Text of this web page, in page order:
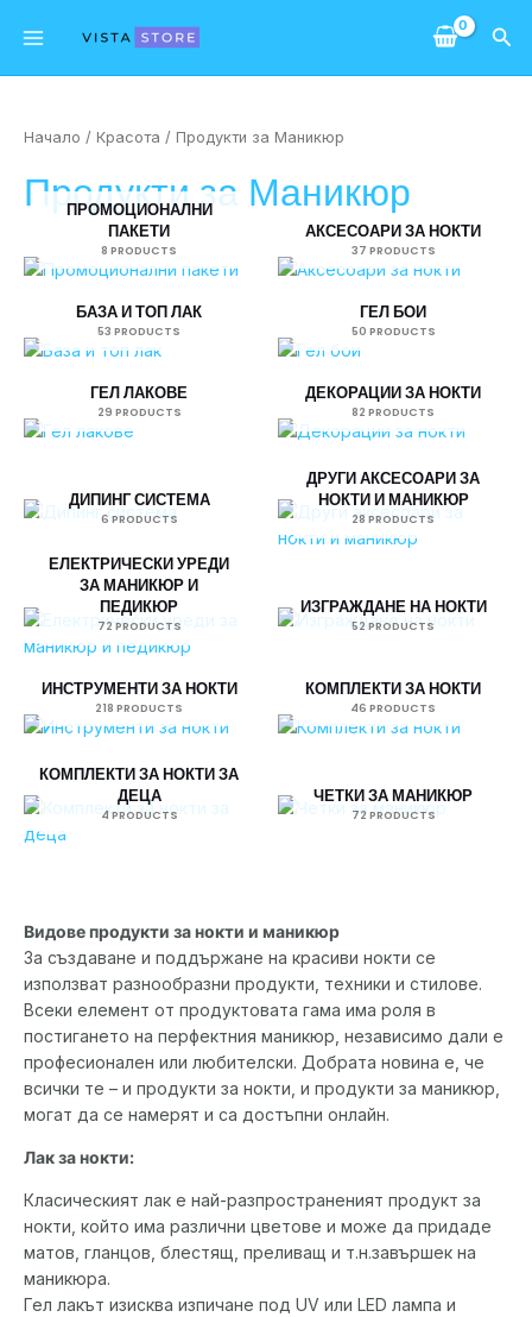
Начало / Красота / Продукти за Маникюр
Продукти за Маникюр
ПРОМОЦИОНАЛНИ
ПАКЕТИ
8 PRODUCTS
АКСЕСОАРИ ЗА НОКТИ
37 PRODUCTS
БАЗА И ТОП ЛАК
53 PRODUCTS
ГЕЛ БОИ
50 PRODUCTS
ГЕЛ ЛАКОВЕ
29 PRODUCTS
ДЕКОРАЦИИ ЗА НОКТИ
82 PRODUCTS
ДИПИНГ СИСТЕМА
6 PRODUCTS
ДРУГИ АКСЕСОАРИ ЗА
НОКТИ И МАНИКЮР
28 PRODUCTS
ЕЛЕКТРИЧЕСКИ УРЕДИ
ЗА МАНИКЮР И
ПЕДИКЮР
72 PRODUCTS
ИЗГРАЖДАНЕ НА НОКТИ
52 PRODUCTS
ИНСТРУМЕНТИ ЗА НОКТИ
218 PRODUCTS
КОМПЛЕКТИ ЗА НОКТИ
46 PRODUCTS
КОМПЛЕКТИ ЗА НОКТИ ЗА
ДЕЦА
4 PRODUCTS
ЧЕТКИ ЗА МАНИКЮР
72 PRODUCTS
Видове продукти за нокти и маникюр
За създаване и поддържане на красиви нокти се
използват разнообразни продукти, техники и стилове.
Всеки елемент от продуктовата гама има роля в
постигането на перфектния маникюр, независимо дали е
професионален или любителски. Добрата новина е, че
всички те – и продукти за нокти, и продукти за маникюр,
могат да се намерят и са достъпни онлайн.
Лак за нокти:
Класическият лак е най-разпространеният продукт за
нокти, който има различни цветове и може да придаде
матов, гланцов, блестящ, преливащ и т.н.завършек на
маникюра.
Гел лакът изисква изпичане под UV или LED лампа и